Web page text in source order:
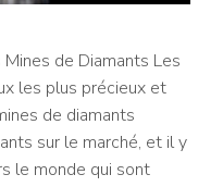
de Diamants Les
les plus précieux et
de diamants
sur le marché, et il y
le monde qui sont